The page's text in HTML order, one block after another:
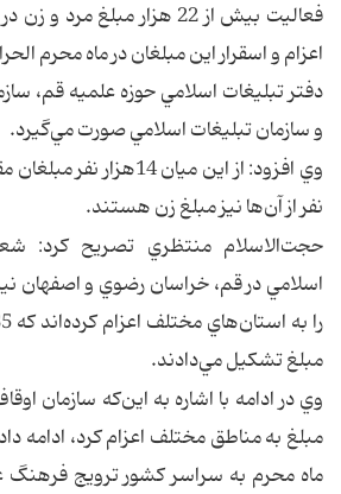
فعاليت بيش از 22 هزار مبلغ
اعزام و اسقرار اين مبلغان در ماه محرم‌
دفتر تبليغات اسلامي حوزه علميه قم،
و سازمان تبليغات اسلامي صورت مي‌گيرد.
نفر از آن‌ها نيز مبلغ زن هستند.
حجت‌الاسلام منتظري تصريح كرد:
اسلامي در قم، خراسان رضوي و اصفهان
مبلغ تشكيل مي‌دادند.
مبلغ به مناطق مختلف اعزام كرد، ادامه
ماه محرم به سراسر كشور ترويج فرهنگ